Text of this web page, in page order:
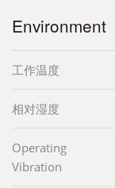
Environment
工作温度
相对湿度
Operating
Vibration